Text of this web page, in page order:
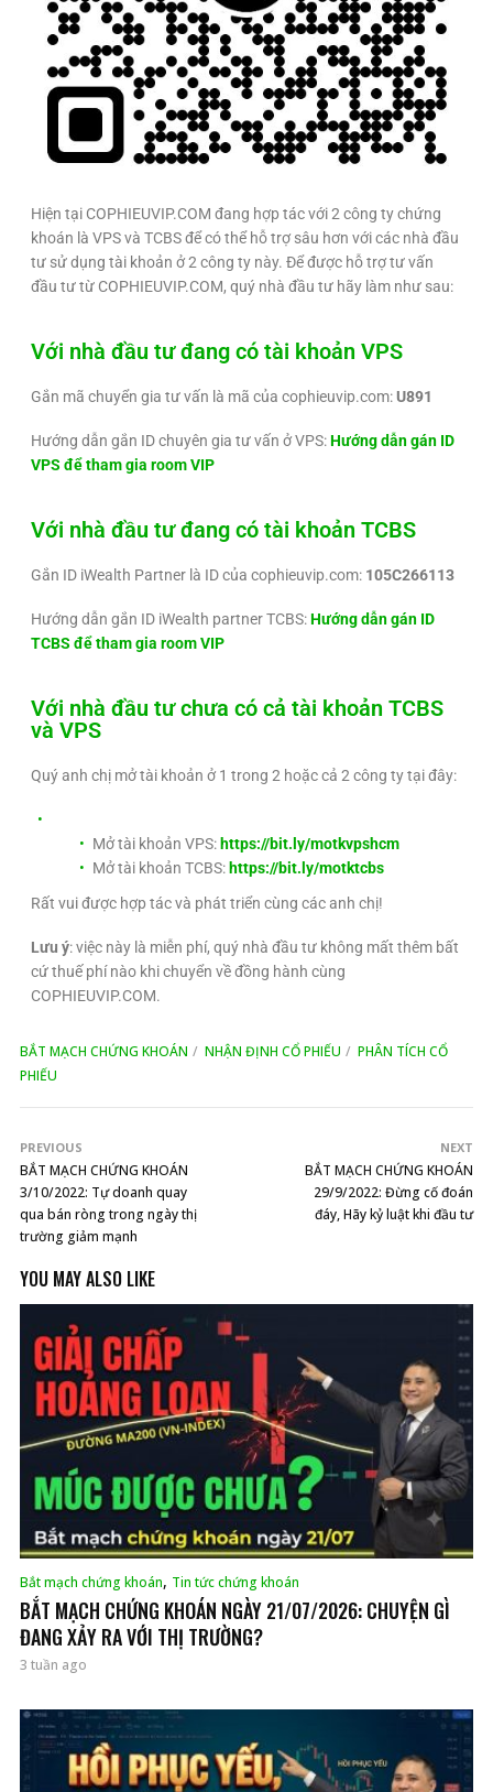
Hiện tại COPHIEUVIP.COM đang hợp tác với 2 công ty chứng
khoán là VPS và TCBS để có thể hỗ trợ sâu hơn với các nhà đầu
tư sử dụng tài khoản ở 2 công ty này. Để được hỗ trợ tư vấn
đầu tư từ COPHIEUVIP.COM, quý nhà đầu tư hãy làm như sau:
Với nhà đầu tư đang có tài khoản VPS
Gắn mã chuyển gia tư vấn là mã của cophieuvip.com:U891
Hướng dẫn gắn ID chuyên gia tư vấn ở VPS:Hướng dẫn gán ID
VPS để tham gia room VIP
Với nhà đầu tư đang có tài khoản TCBS
Gắn ID iWealth Partner là ID của cophieuvip.com: 105C266113
Hướng dẫn gắn ID iWealth partner TCBS:Hướng dẫn gán ID
TCBS để tham gia room VIP
Với nhà đầu tư chưa có cả tài khoản TCBS
và VPS
Quý anh chị mở tài khoản ở 1 trong 2 hoặc cả 2 công ty tại đây:
Mở tài khoản VPS: https://bit.ly/motkvpshcm
Mở tài khoản TCBS: https://bit.ly/motktcbs
Rất vui được hợp tác và phát triển cùng các anh chị!
Lưu ý: việc này là miễn phí, quý nhà đầu tư không mất thêm bất
cứ thuế phí nào khi chuyển về đồng hành cùng
COPHIEUVIP.COM.
BẮT MẠCH CHỨNG KHOÁN NHẬN ĐỊNH CỔ PHIẾU
PHÂN TÍCH CỔ
PHIẾU
PREVIOUS
BẮT MẠCH CHỨNG KHOÁN
3/10/2022: Tự doanh quay
qua bán ròng trong ngày thị
trường giảm mạnh
NEXT
BẮT MẠCH CHỨNG KHOÁN
29/9/2022: Đừng cố đoán
đáy, Hãy kỷ luật khi đầu tư
YOU MAY ALSO LIKE
Bắt mạch chứng khoán, Tin tức chứng khoán
BẮT MẠCH CHỨNG KHOÁN NGÀY 21/07/2026: CHUYỆN GÌ
ĐANG XẢY RA VỚI THỊ TRƯỜNG?
3 tuần ago